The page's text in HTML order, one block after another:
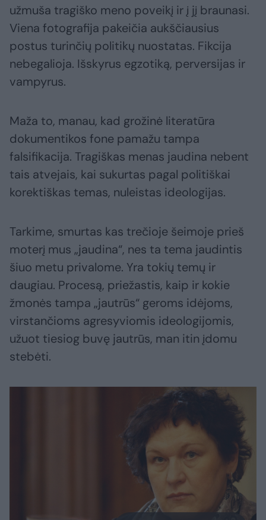
užmuša tragiško meno poveikį ir į jį braunasi.
Viena fotografija pakeičia aukščiausius
postus turinčių politikų nuostatas. Fikcija
nebegalioja. Išskyrus egzotiką, perversijas ir
vampyrus.
Maža to, manau, kad grožinė literatūra
dokumentikos fone pamažu tampa
falsifikacija. Tragiškas menas jaudina nebent
tais atvejais, kai sukurtas pagal politiškai
korektiškas temas, nuleistas ideologijas.
Tarkime, smurtas kas trečioje šeimoje prieš
moterį mus „jaudina“, nes ta tema jaudintis
šiuo metu privalome. Yra tokių temų ir
daugiau. Procesą, priežastis, kaip ir kokie
žmonės tampa „jautrūs“ geroms idėjoms,
virstančioms agresyviomis ideologijomis,
užuot tiesiog buvę jautrūs, man itin įdomu
stebėti.